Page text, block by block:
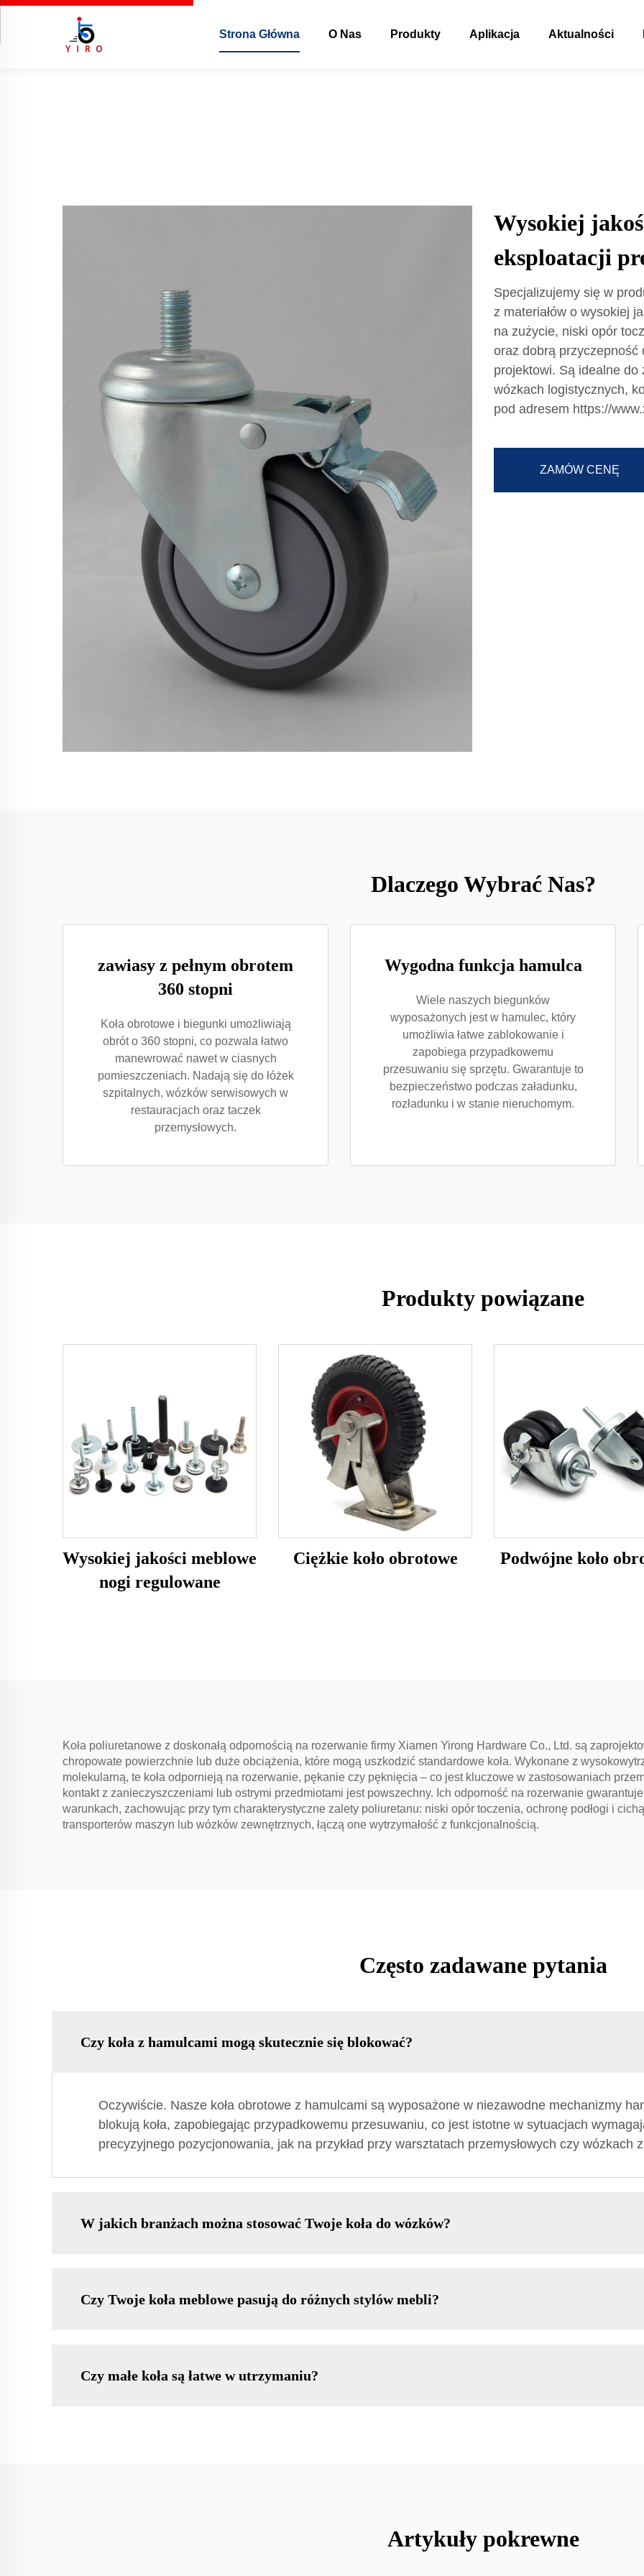
Strona Główna O Nas Produkty Aplikacja Aktualności
Wysokiej
eksploatacji
Specjalizujemy się w
z materiałów o wysokiej
na zużycie, niski opór
oraz dobrą przyczepność
projektowi. Są idealne do
wózkach logistycznych,
pod adresem https://
ZAMÓW CENĘ
Dlaczego Wybrać Nas?
zawiasy z pełnym obrotem
360 stopni
Koła obrotowe i biegunki umożliwiają
obrót o 360 stopni, co pozwala łatwo
manewrować nawet w ciasnych
pomieszczeniach. Nadają się do łóżek
szpitalnych, wózków serwisowych w
restauracjach oraz taczek
przemysłowych.
Wygodna funkcja hamulca
Wiele naszych biegunków
wyposażonych jest w hamulec, który
umożliwia łatwe zablokowanie i
zapobiega przypadkowemu
przesuwaniu się sprzętu. Gwarantuje to
bezpieczeństwo podczas załadunku,
rozładunku i w stanie nieruchomym.
Produkty powiązane
Wysokiej jakości meblowe
nogi regulowane
Ciężkie koło obrotowe Podwójne koło
Koła poliuretanowe z doskonałą odpornością na rozerwanie firmy Xiamen Yirong Hardware Co., Ltd. są
chropowate powierzchnie lub duże obciążenia, które mogą uszkodzić standardowe koła. Wykonane z
molekularną, te koła odpornieją na rozerwanie, pękanie czy pęknięcia – co jest kluczowe w zastosowaniach
kontakt z zanieczyszczeniami lub ostrymi przedmiotami jest powszechny. Ich odporność na rozerwanie
warunkach, zachowując przy tym charakterystyczne zalety poliuretanu: niski opór toczenia, ochronę podłogi i
transporterów maszyn lub wózków zewnętrznych, łączą one wytrzymałość z funkcjonalnością.
Często zadawane pytania
Czy koła z hamulcami mogą skutecznie się blokować?
Oczywiście. Nasze koła obrotowe z hamulcami są wyposażone w niezawodne mechanizmy
blokują koła, zapobiegając przypadkowemu przesuwaniu, co jest istotne w sytuacjach
precyzyjnego pozycjonowania, jak na przykład przy warsztatach przemysłowych czy wózkach
W jakich branżach można stosować Twoje koła do wózków?
Czy Twoje koła meblowe pasują do różnych stylów mebli?
Czy małe koła są łatwe w utrzymaniu?
Artykuły pokrewne